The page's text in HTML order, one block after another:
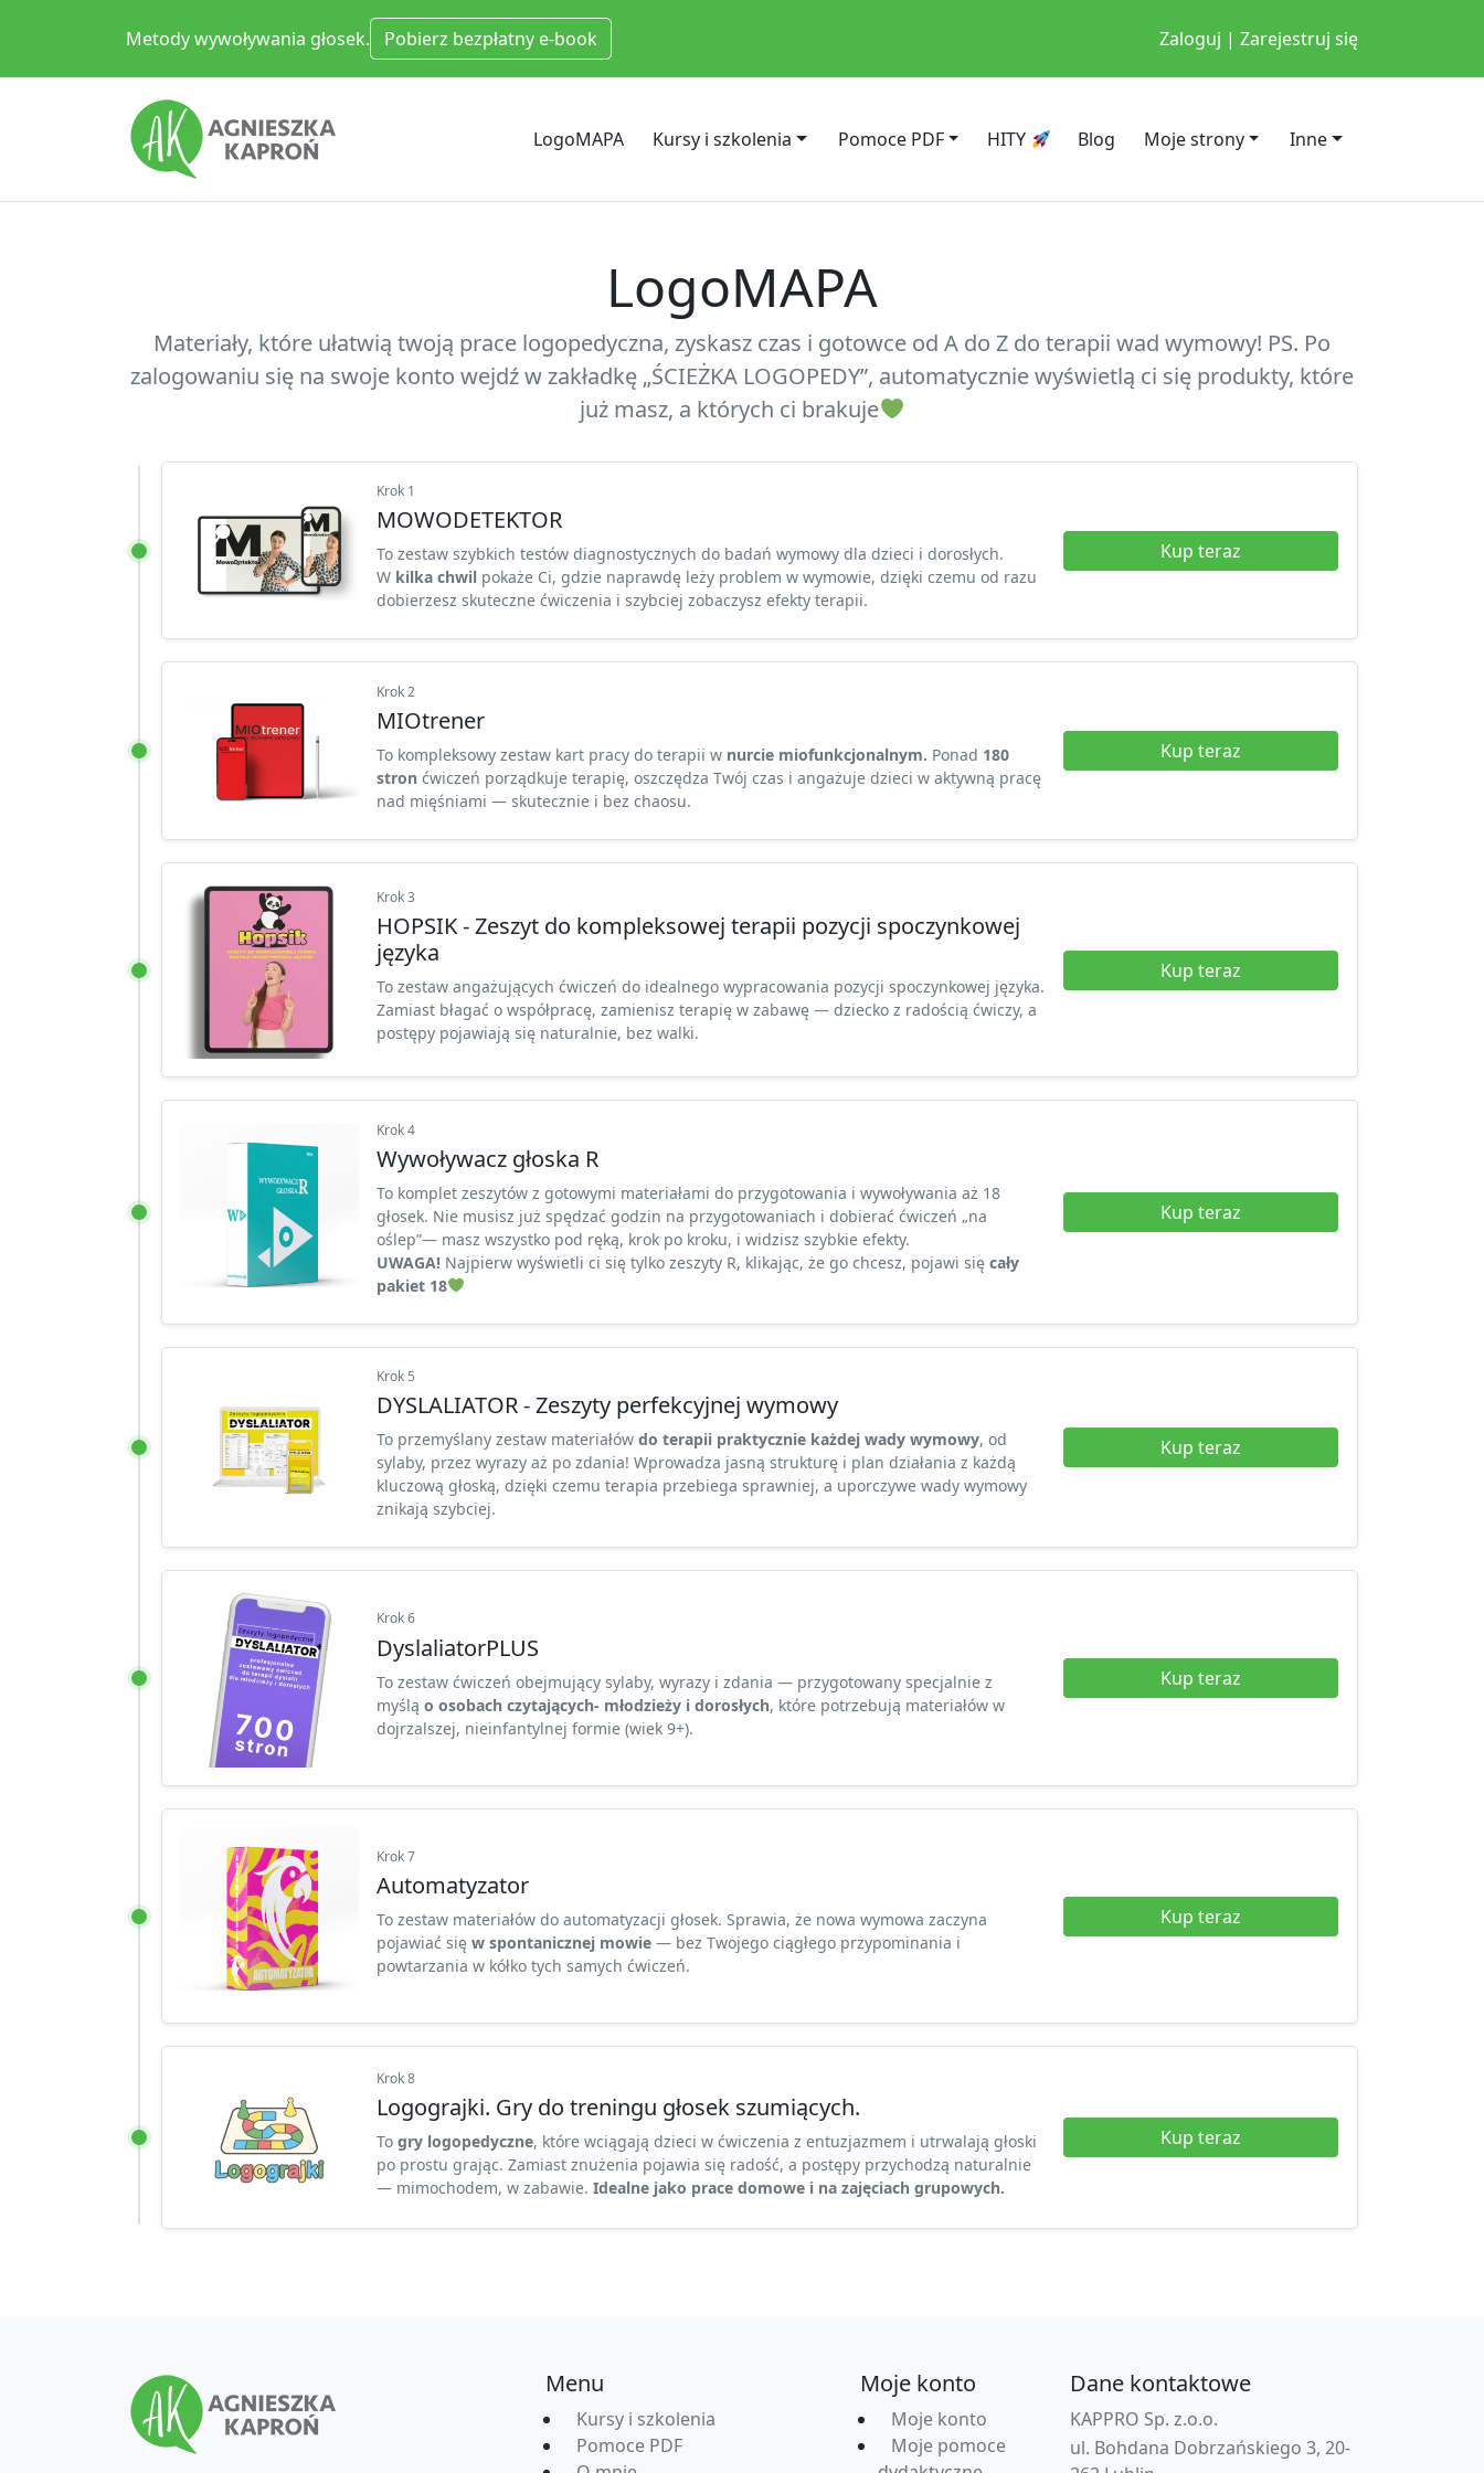
Metody wywoływania głosek. Pobierz bezpłatny e-book Zaloguj | Zarejestruj się
LogoMAPA Kursy i szkolenia Pomoce PDF HITY Blog Moje strony Inne
LogoMAPA
Materiały, które ułatwią twoją prace logopedyczna, zyskasz czas i gotowce od A do Z do terapii wad wymowy! PS. Po
zalogowaniu się na swoje konto wejdź w zakładkę „ŚCIEŻKA LOGOPEDY”, automatycznie wyświetlą ci się produkty, które
już masz, a których ci brakuje
Krok 1
MOWODETEKTOR
To zestaw szybkich testów diagnostycznych do badań wymowy dla dzieci i dorosłych.
W kilka chwilpokaże Ci, gdzie naprawdę leży problem w wymowie, dzięki czemu od razu
dobierzesz skuteczne ćwiczenia i szybciej zobaczysz efekty terapii.
Kup teraz
Krok 2
MIOtrener
To kompleksowy zestaw kart pracy do terapii w nurcie miofunkcjonalnym. Ponad 180
stron ćwiczeń porządkuje terapię, oszczędza Twój czas i angażuje dzieci w aktywną pracę
nad mięśniami — skutecznie i bez chaosu.
Kup teraz
Krok 3
HOPSIK - Zeszyt do kompleksowej terapii pozycji spoczynkowej
języka
To zestaw angażujących ćwiczeń do idealnego wypracowania pozycji spoczynkowej języka.
Zamiast błagać o współpracę, zamienisz terapię w zabawę — dziecko z radością ćwiczy, a
postępy pojawiają się naturalnie, bez walki.
Kup teraz
Krok 4
Wywoływacz głoska R
To komplet zeszytów z gotowymi materiałami do przygotowania i wywoływania aż 18
głosek. Nie musisz już spędzać godzin na przygotowaniach i dobierać ćwiczeń „na
oślep”— masz wszystko pod ręką, krok po kroku, i widzisz szybkie efekty.
UWAGA!Najpierw wyświetli ci się tylko zeszyty R, klikając, że go chcesz, pojawi się cały
pakiet 18
Kup teraz
Krok 5
DYSLALIATOR - Zeszyty perfekcyjnej wymowy
To przemyślany zestaw materiałów do terapii praktycznie każdej wady wymowy, od
sylaby, przez wyrazy aż po zdania! Wprowadza jasną strukturę i plan działania z każdą
kluczową głoską, dzięki czemu terapia przebiega sprawniej, a uporczywe wady wymowy
znikają szybciej.
Kup teraz
Krok 6
DyslaliatorPLUS
To zestaw ćwiczeń obejmujący sylaby, wyrazy i zdania — przygotowany specjalnie z
myślą o osobach czytających- młodzieży i dorosłych, które potrzebują materiałów w
dojrzalszej, nieinfantylnej formie (wiek 9+).
Kup teraz
Krok 7
Automatyzator
To zestaw materiałów do automatyzacji głosek. Sprawia, że nowa wymowa zaczyna
pojawiać się w spontanicznej mowie— bez Twojego ciągłego przypominania i
powtarzania w kółko tych samych ćwiczeń.
Kup teraz
Krok 8
Logograjki. Gry do treningu głosek szumiących.
To gry logopedyczne, które wciągają dzieci w ćwiczenia z entuzjazmem i utrwalają głoski
po prostu grając. Zamiast znużenia pojawia się radość, a postępy przychodzą naturalnie
— mimochodem, w zabawie. Idealne jako prace domowe i na zajęciach grupowych.
Kup teraz
Menu
Kursy i szkolenia
Pomoce PDF
Moje konto
Moje konto
Moje pomoce
Dane kontaktowe
KAPPRO Sp. z.o.o.
ul. Bohdana Dobrzańskiego 3, 20-